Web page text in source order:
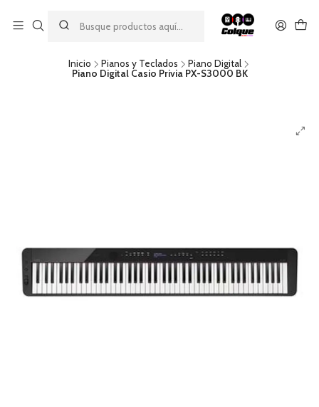
descuento por pago con transferencia bancaria
por una compra mínima de $49.990. Este descuento no es
acumulable a otras promociones ni aplicable a gastos de envío.
Inicio Pianos y Teclados
Piano Digital
Piano Digital Casio Privia PX-S3000 BK